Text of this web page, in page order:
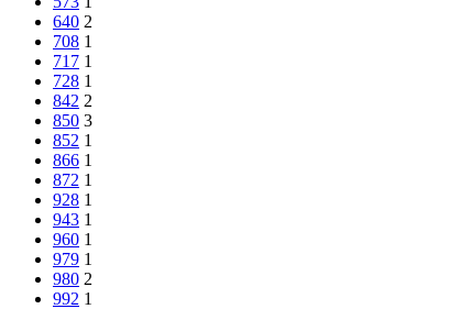
640 2
708 1
717 1
728 1
842 2
850 3
852 1
866 1
872 1
928 1
943 1
960 1
979 1
980 2
992 1